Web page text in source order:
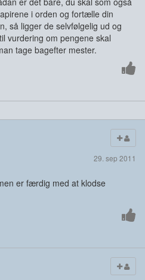
i orden og fortælle din
så ligger de selvfølgelig ud og
vurdering om pengene skal
tage bagefter mester.
29. sep 2011
er færdig med at klodse